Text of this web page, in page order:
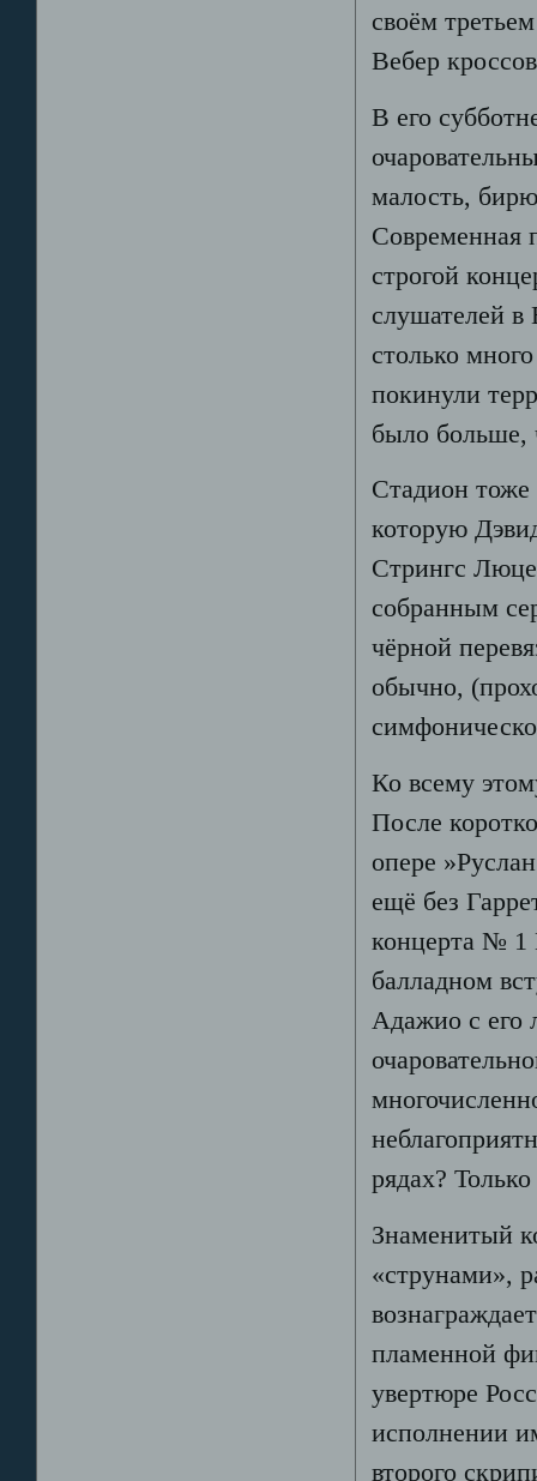
своём
Вебер
В его
малость,
Современная
строгой
слушателей
столько
покинули
было больше,
Стадион тоже
которую
Стрингс
собранным
чёрной
обычно,
Ко всему
После
опере
ещё без
концерта №
балладном
Адажио с его
рядах?
Знаменитый
«струнами»,
пламенной
увертюре
исполнении
второго